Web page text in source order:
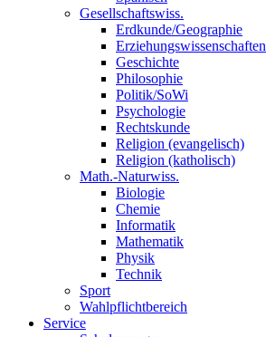
Gesellschaftswiss.
Erdkunde/Geographie
Erziehungswissenschaften
Geschichte
Philosophie
Politik/SoWi
Psychologie
Rechtskunde
Religion (evangelisch)
Religion (katholisch)
Math.-Naturwiss.
Biologie
Chemie
Informatik
Mathematik
Physik
Technik
Sport
Wahlpflichtbereich
Service